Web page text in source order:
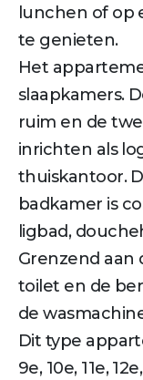
lunchen of op
te genieten.
Het
slaapkamers.
ruim en de
inrichten als
thuiskantoor.
badkamer is
ligbad,
Grenzend aan
toilet en de
de
Dit type
9e, 10e, 11e,